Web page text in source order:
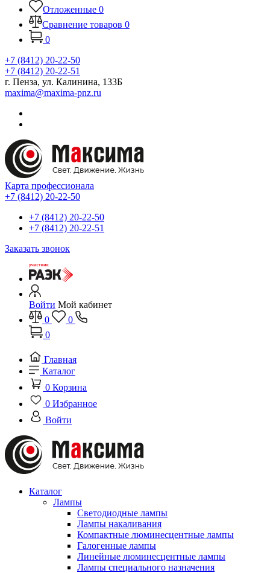
Отложенные 0
Сравнение товаров 0
0
+7 (8412) 20-22-50
+7 (8412) 20-22-51
г. Пенза, ул. Калинина, 133Б
maxima@maxima-pnz.ru
Карта профессионала
+7 (8412) 20-22-50
+7 (8412) 20-22-50
+7 (8412) 20-22-51
Заказать звонок
Войти Мой кабинет
0
0
0
Главная
Каталог
0 Корзина
0 Избранное
Войти
Каталог
Лампы
Светодиодные лампы
Лампы накаливания
Компактные люминесцентные лампы
Галогенные лампы
Линейные люминесцентные лампы
Лампы специального назначения